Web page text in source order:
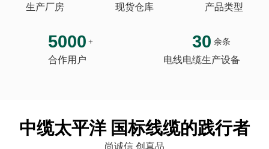
生产厂房 现货仓库 产品类型
5000 +
合作用户
30 余条
电线电缆生产设备
中缆太平洋 国标线缆的践行者
尚诚信 创真品